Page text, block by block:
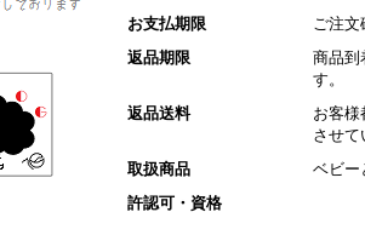
お支払期限
ご注文
返品期限
商品到
す。
返品送料
お客様
させて
取扱商品
ベビー
許認可・資格